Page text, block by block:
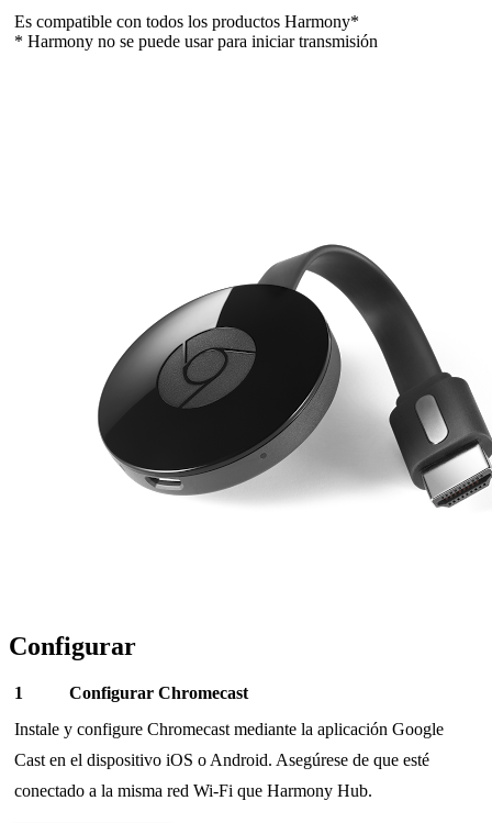
Es compatible con todos los productos Harmony*
* Harmony no se puede usar para iniciar transmisión
Configurar
Configurar Chromecast
Instale y configure Chromecast mediante la aplicación Google
Cast en el dispositivo iOS o Android. Asegúrese de que esté
conectado a la misma red Wi-Fi que Harmony Hub.